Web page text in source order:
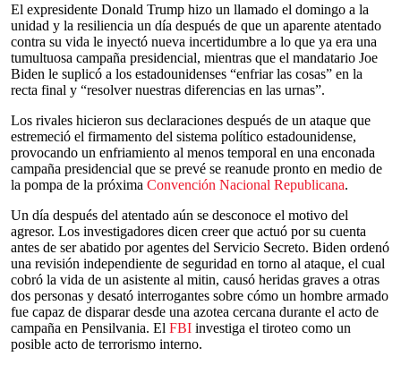
El expresidente Donald Trump hizo un llamado el domingo a la
unidad y la resiliencia un día después de que un aparente atentado
contra su vida le inyectó nueva incertidumbre a lo que ya era una
tumultuosa campaña presidencial, mientras que el mandatario Joe
Biden le suplicó a los estadounidenses “enfriar las cosas” en la
recta final y “resolver nuestras diferencias en las urnas”.
Los rivales hicieron sus declaraciones después de un ataque que
estremeció el firmamento del sistema político estadounidense,
provocando un enfriamiento al menos temporal en una enconada
campaña presidencial que se prevé se reanude pronto en medio de
la pompa de la próxima Convención Nacional Republicana.
Un día después del atentado aún se desconoce el motivo del
agresor. Los investigadores dicen creer que actuó por su cuenta
antes de ser abatido por agentes del Servicio Secreto. Biden ordenó
una revisión independiente de seguridad en torno al ataque, el cual
cobró la vida de un asistente al mitin, causó heridas graves a otras
dos personas y desató interrogantes sobre cómo un hombre armado
fue capaz de disparar desde una azotea cercana durante el acto de
campaña en Pensilvania. El FBI investiga el tiroteo como un
posible acto de terrorismo interno.